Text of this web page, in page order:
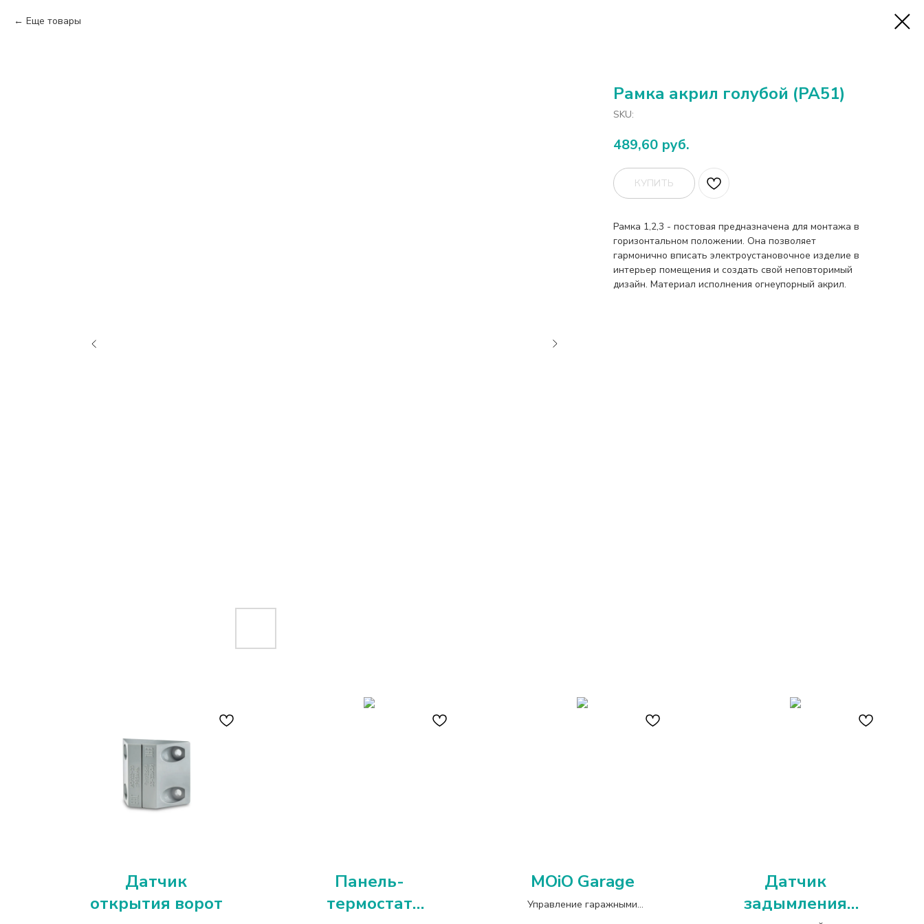
Еще товары
Рамка акрил голубой (PA51)
SKU:
489,60 руб.
КУПИТЬ
Рамка 1,2,3 - постовая предназначена для монтажа в
горизонтальном положении. Она позволяет
гармонично вписать электроустановочное изделие в
интерьер помещения и создать свой неповторимый
дизайн. Материал исполнения огнеупорный акрил.
Датчик
открытия ворот
Панель-
термостат
MOiO Garage
Управление гаражными
Датчик
задымления